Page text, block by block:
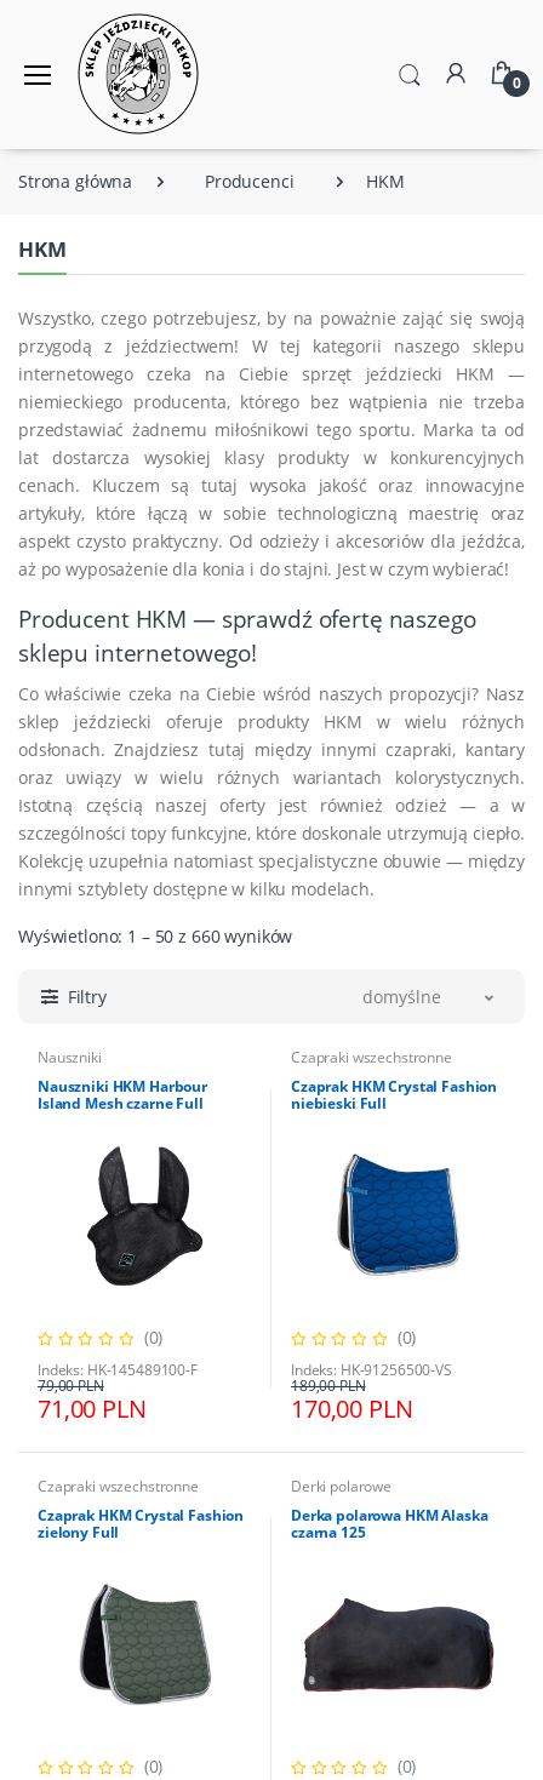
0
Strona główna Producenci HKM
HKM
Wszystko, czego potrzebujesz, by na poważnie zająć się swoją
przygodą z jeździectwem! W tej kategorii naszego sklepu
internetowego czeka na Ciebie sprzęt jeździecki HKM —
niemieckiego producenta, którego bez wątpienia nie trzeba
przedstawiać żadnemu miłośnikowi tego sportu. Marka ta od
lat dostarcza wysokiej klasy produkty w konkurencyjnych
cenach. Kluczem są tutaj wysoka jakość oraz innowacyjne
artykuły, które łączą w sobie technologiczną maestrię oraz
aspekt czysto praktyczny. Od odzieży i akcesoriów dla jeźdźca,
aż po wyposażenie dla konia i do stajni. Jest w czym wybierać!
Producent HKM — sprawdź ofertę naszego
sklepu internetowego!
Co właściwie czeka na Ciebie wśród naszych propozycji? Nasz
sklep jeździecki oferuje produkty HKM w wielu różnych
odsłonach. Znajdziesz tutaj między innymi czapraki, kantary
oraz uwiązy w wielu różnych wariantach kolorystycznych.
Istotną częścią naszej oferty jest również odzież — a w
szczególności topy funkcyjne, które doskonale utrzymują ciepło.
Kolekcję uzupełnia natomiast specjalistyczne obuwie — między
innymi sztyblety dostępne w kilku modelach.
Wyświetlono: 1 – 50 z 660 wyników
Filtry domyślne
Nauszniki
Nauszniki HKM Harbour
Island Mesh czarne Full
(0)
Indeks: HK-145489100-F
71,00 PLN
79,00 PLN
Czapraki wszechstronne
Czaprak HKM Crystal Fashion
niebieski Full
(0)
Indeks: HK-91256500-VS
170,00 PLN
189,00 PLN
Czapraki wszechstronne
Czaprak HKM Crystal Fashion
zielony Full
(0)
Derki polarowe
Derka polarowa HKM Alaska
czarna 125
(0)